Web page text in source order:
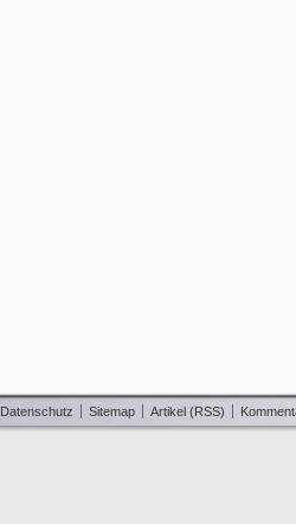
Datenschutz Sitemap Artikel (RSS)